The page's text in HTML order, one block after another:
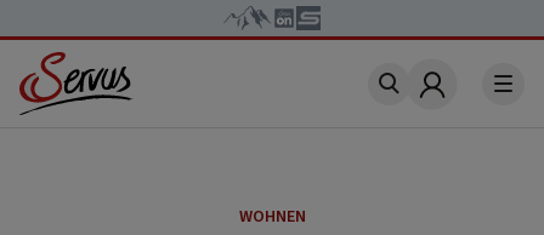
Account
WOHNEN